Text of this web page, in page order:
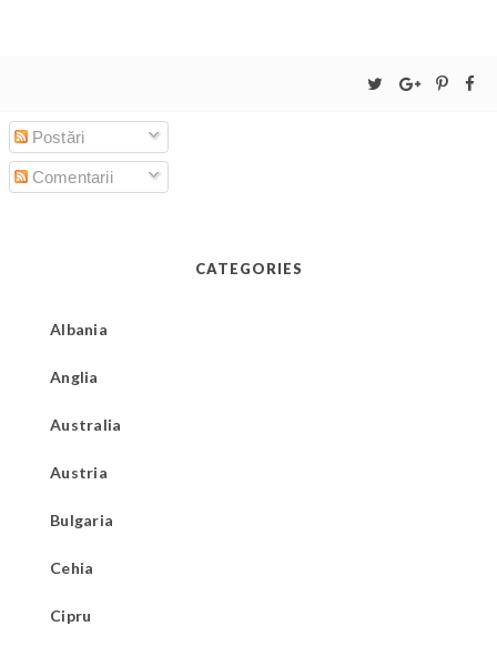
Postări
Comentarii
CATEGORIES
Albania
Anglia
Australia
Austria
Bulgaria
Cehia
Cipru